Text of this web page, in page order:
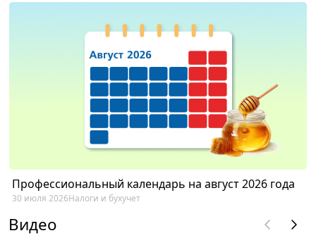
Профессиональный календарь на август 2026 года
30 июля 2026Налоги и бухучет
Видео